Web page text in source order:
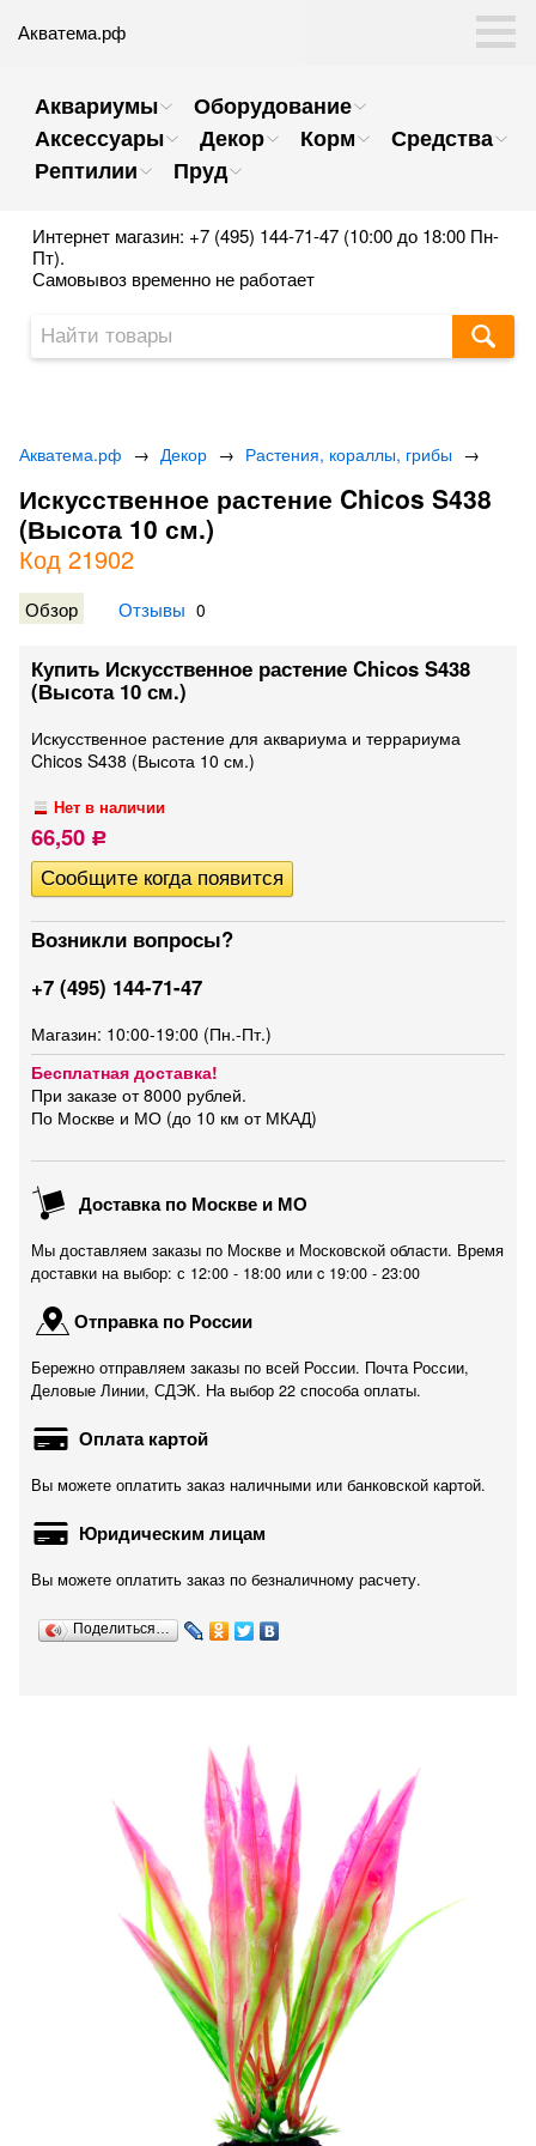
Акватема.рф
Аквариумы
Оборудование
Аксессуары
Декор Корм
Средства
Рептилии
Пруд
Интернет магазин: +7 (495) 144-71-47 (10:00 до 18:00 Пн-
Пт).
Самовывоз временно не работает
Акватема.рф → Декор → Растения, кораллы, грибы →
Искусственное растение Chicos S438
(Высота 10 см.)
Код 21902
Обзор Отзывы 0
Купить Искусственное растение Chicos S438
(Высота 10 см.)
Искусственное растение для аквариума и террариума
Chicos S438 (Высота 10 см.)
Нет в наличии
66,50 Р
Возникли вопросы?
+7 (495) 144-71-47
Магазин: 10:00-19:00 (Пн.-Пт.)
Бесплатная доставка!
При заказе от 8000 рублей.
По Москве и МО (до 10 км от МКАД)
Доставка по Москве и МО
Мы доставляем заказы по Москве и Московской области. Время
доставки на выбор: с 12:00 - 18:00 или c 19:00 - 23:00
Отправка по России
Бережно отправляем заказы по всей России. Почта России,
Деловые Линии, СДЭК. На выбор 22 способа оплаты.
Оплата картой
Вы можете оплатить заказ наличными или банковской картой.
Юридическим лицам
Вы можете оплатить заказ по безналичному расчету.
Поделиться…